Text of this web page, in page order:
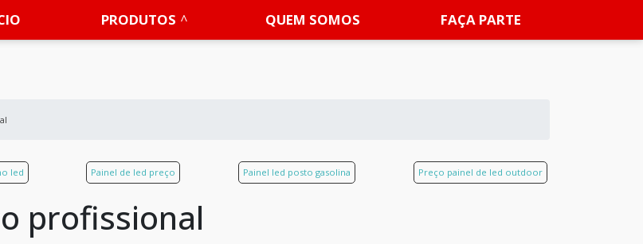
PRODUTOS QUEM SOMOS FAÇA PARTE
led Painel de led preço Painel led posto gasolina Preço painel de led outdoor
profissional